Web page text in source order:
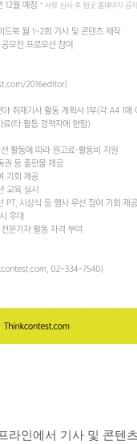
라인에서 기사 및 콘텐